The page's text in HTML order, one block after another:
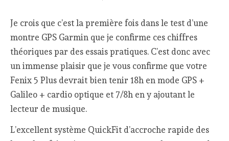
Je crois que c’est la première fois dans le test d’une
montre GPS Garmin que je confirme ces chiffres
théoriques par des essais pratiques. C’est donc avec
un immense plaisir que je vous confirme que votre
Fenix 5 Plus devrait bien tenir 18h en mode GPS +
Galileo + cardio optique et 7/8h en y ajoutant le
lecteur de musique.
L’excellent système QuickFit d’accroche rapide des